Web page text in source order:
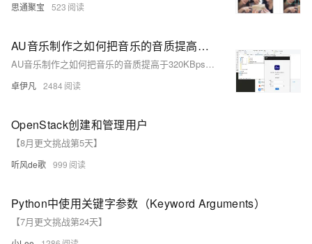
思通聚宝 523
AU音乐制作之如何把音乐的音质提高于320KBps、采样率高于44.1KHz-音频文件处理-adobe audition （原Cool Edit Pro）-世界级好用软件之一
AU音乐制作之如何把音乐的音质提高于320KBps、采样率高于44.1KHz-音频文件处理-adobe audition （原Cool Edit Pro）-世界级好用软件之一
卓伊凡 2484
OpenStack创建和管理用户
【8月更文挑战第5天】
听风de歌 999
Python中使用关键字参数（Keyword Arguments）
【7月更文挑战第24天】